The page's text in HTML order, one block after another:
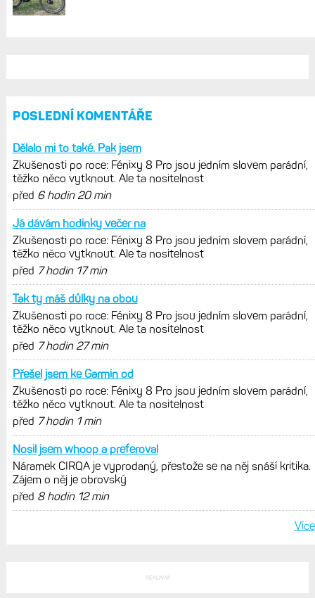
POSLEDNÍ KOMENTÁŘE
Dělalo mi to také. Pak jsem
Zkušenosti po roce: Fénixy 8 Pro jsou jedním slovem parádní,
těžko něco vytknout. Ale ta nositelnost
před 6 hodin 20 min
Já dávám hodinky večer na
Zkušenosti po roce: Fénixy 8 Pro jsou jedním slovem parádní,
těžko něco vytknout. Ale ta nositelnost
před 7 hodin 17 min
Tak ty máš důlky na obou
Zkušenosti po roce: Fénixy 8 Pro jsou jedním slovem parádní,
těžko něco vytknout. Ale ta nositelnost
před 7 hodin 27 min
Přešel jsem ke Garmin od
Zkušenosti po roce: Fénixy 8 Pro jsou jedním slovem parádní,
těžko něco vytknout. Ale ta nositelnost
před 7 hodin 1 min
Nosil jsem whoop a preferoval
Náramek CIRQA je vyprodaný, přestože se na něj snáší kritika.
Zájem o něj je obrovský
před 8 hodin 12 min
Více
REKLAMA